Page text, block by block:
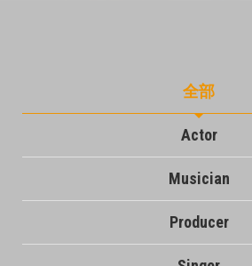
全部
Actor
Musician
Producer